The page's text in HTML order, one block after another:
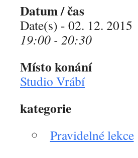
Datum / čas
Date(s) - 02. 12. 2015
19:00 - 20:30
Místo konání
Studio Vrábí
kategorie
Pravidelné lekce